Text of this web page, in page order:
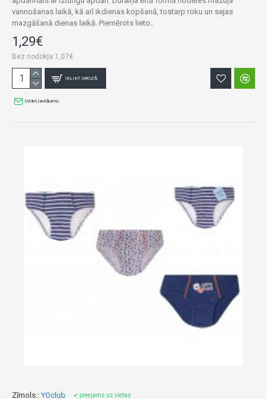
vannošanas laikā, kā arī ikdienas kopšanā, tostarp roku un sejas
mazgāšanā dienas laikā. Piemērots lieto..
1,29€
Bez nodokļa:1,07€
IELIKT GROZĀ
Uzdot jautājumu
Zīmols:: YOclub ✔ pieejams uz vietas